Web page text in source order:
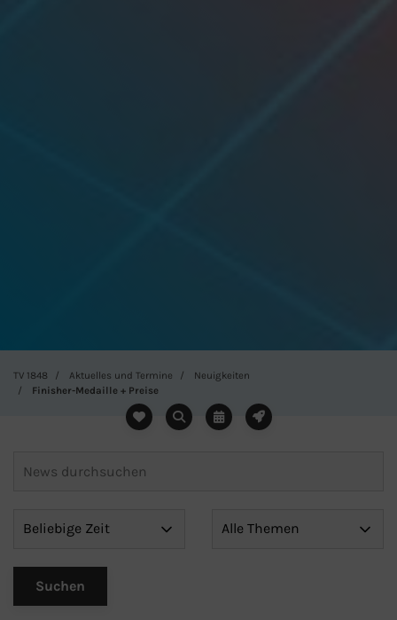
TV 1848 Aktuelles und Termine
Neuigkeiten
Finisher-Medaille + Preise